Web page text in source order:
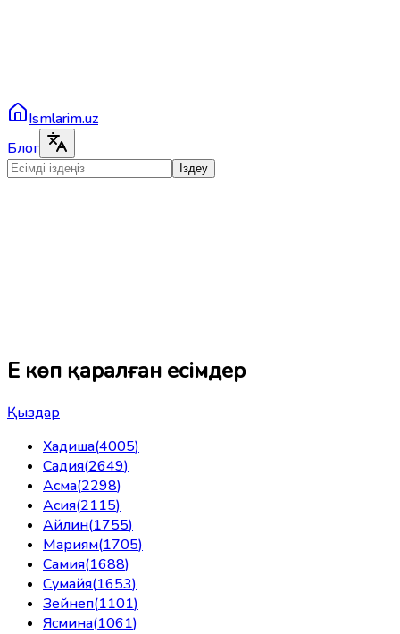
Ismlarim.uz
Блог
Іздеу
Ең көп қаралған есімдер
Қыздар
Хадиша(4005)
Садия(2649)
Асма(2298)
Асия(2115)
Айлин(1755)
Мариям(1705)
Самия(1688)
Сумайя(1653)
Зейнеп(1101)
Ясмина(1061)